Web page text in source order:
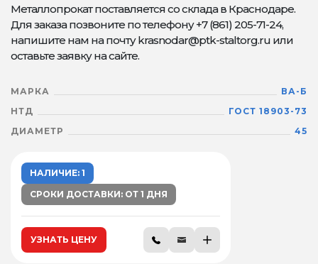
Металлопрокат поставляется со склада в Краснодаре.
Для заказа позвоните по телефону +7 (861) 205-71-24,
напишите нам на почту krasnodar@ptk-staltorg.ru или
оставьте заявку на сайте.
МАРКА
ВА-Б
НТД
ГОСТ 18903-73
ДИАМЕТР
45
НАЛИЧИЕ: 1
СРОКИ ДОСТАВКИ: ОТ 1 ДНЯ
УЗНАТЬ ЦЕНУ